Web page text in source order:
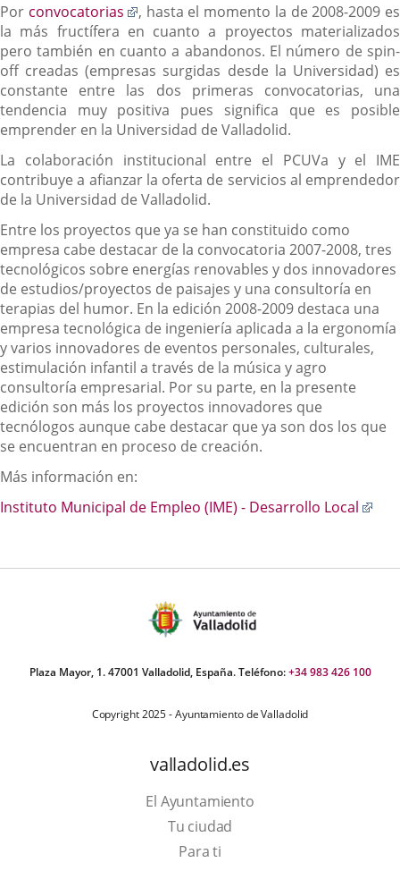
Por convocatorias
Enlace
a
una
aplicación
externa.
, hasta el momento la de 2008-2009 es
la más fructífera en cuanto a proyectos materializados
pero también en cuanto a abandonos. El número de spin-
off creadas (empresas surgidas desde la Universidad) es
constante entre las dos primeras convocatorias, una
tendencia muy positiva pues significa que es posible
emprender en la Universidad de Valladolid.
La colaboración institucional entre el PCUVa y el IME
contribuye a afianzar la oferta de servicios al emprendedor
de la Universidad de Valladolid.
Entre los proyectos que ya se han constituido como
empresa cabe destacar de la convocatoria 2007-2008, tres
tecnológicos sobre energías renovables y dos innovadores
de estudios/proyectos de paisajes y una consultoría en
terapias del humor. En la edición 2008-2009 destaca una
empresa tecnológica de ingeniería aplicada a la ergonomía
y varios innovadores de eventos personales, culturales,
estimulación infantil a través de la música y agro
consultoría empresarial. Por su parte, en la presente
edición son más los proyectos innovadores que
tecnólogos aunque cabe destacar que ya son dos los que
se encuentran en proceso de creación.
Más información en:
Instituto Municipal de Empleo (IME) - Desarrollo Local
Plaza Mayor, 1. 47001 Valladolid, España. Teléfono:+34 983 426 100
Copyright 2025 - Ayuntamiento de Valladolid
valladolid.es
El Ayuntamiento
Tu ciudad
Para ti